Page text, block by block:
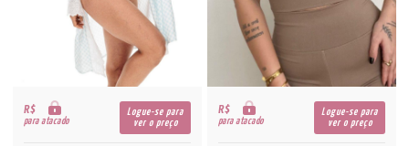
R$
para atacado
Logue-se para
ver o preço
R$
para atacado
Logue-se para
ver o preço